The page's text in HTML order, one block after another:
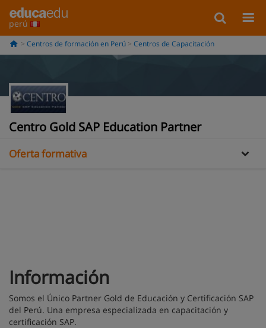
perú
Centros de formación en Perú Centros de Capacitación
Centro Gold SAP Education Partner
Información
Galería
Oferta formativa
Información
Somos el Único Partner Gold de Educación y Certificación SAP
del Perú. Una empresa especializada en capacitación y
certificación SAP.